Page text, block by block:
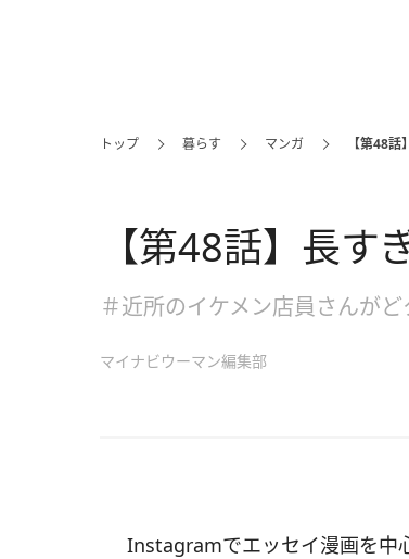
トップ 暮らす マンガ 【第48
【第48話】長す
＃近所のイケメン店員さんが
マイナビウーマン編集部
Instagramでエッセイ漫画を中